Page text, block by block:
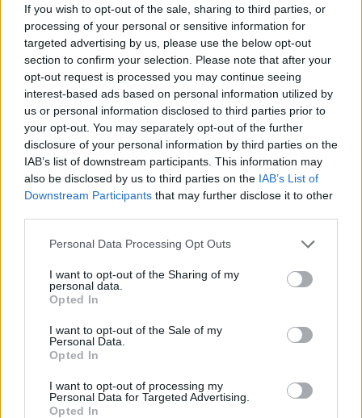
If you wish to opt-out of the sale, sharing to third parties, or
processing of your personal or sensitive information for
targeted advertising by us, please use the below opt-out
section to confirm your selection. Please note that after your
opt-out request is processed you may continue seeing
interest-based ads based on personal information utilized by
us or personal information disclosed to third parties prior to
your opt-out. You may separately opt-out of the further
disclosure of your personal information by third parties on the
IAB’s list of downstream participants. This information may
also be disclosed by us to third parties on the IAB’s List of
Downstream Participants that may further disclose it to other
Personal Data Processing Opt Outs
I want to opt-out of the Sharing of my
personal data.
Opted In
I want to opt-out of the Sale of my
Personal Data.
Opted In
I want to opt-out of processing my
Personal Data for Targeted Advertising.
Opted In
Το έργο χρηματοδοτήθηκε από το Ελληνικό Ίδρυμα Έρευνας
και Καινοτομίας (ΕΛΙΔΕΚ) και από τη Γενική Γραμματεία
Έρευνας και Καινοτομίας (ΓΓΕΚ), με αρ. Σύμβασης Έργου 409.
Το έργο χρηματοδοτήθηκε στο πλαίσιο της Πράξης με τίτλο
«ΘΕΣΠΙΑ ΙΙ: ΘΕμελίωση Συνεργιστικών και ολοκληρωμένων
μεθοδολογιών και εργαλείων παρακολούθησης, διαχείρισης
και πρόγνωσης Περιβαλλοντικών παραμέτρων και πιέσεων»
και κωδικό MIS 5002517.
Ο ΚΑΙΡΟΣ ΤΩΡΑ (LIVE)
μετεωρολογικοί
σταθμοί